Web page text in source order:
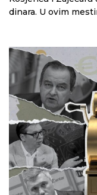
dinara. U ovim